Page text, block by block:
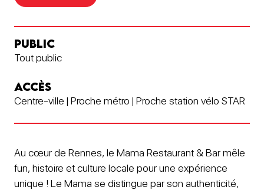
PUBLIC
Tout public
ACCÈS
Centre-ville | Proche métro | Proche station vélo STAR
Au cœur de Rennes, le Mama Restaurant & Bar mêle
fun, histoire et culture locale pour une expérience
unique ! Le Mama se distingue par son authenticité,